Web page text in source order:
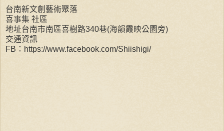
台南新文創藝術聚落
喜事集 社區
地址台南市南區喜樹路340巷(海韻霞映公園旁)
交通資訊
FB：https://www.facebook.com/Shiishigi/